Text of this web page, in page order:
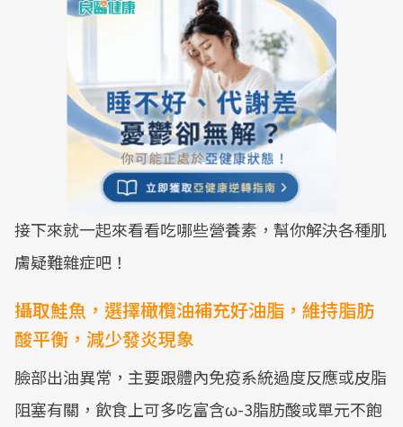
接下來就一起來看看吃哪些營養素，幫你解決各種肌
膚疑難雜症吧！
攝取鮭魚，選擇橄欖油補充好油脂，維持脂肪
酸平衡，減少發炎現象
臉部出油異常，主要跟體內免疫系統過度反應或皮脂
阻塞有關，飲食上可多吃富含ω-3脂肪酸或單元不飽